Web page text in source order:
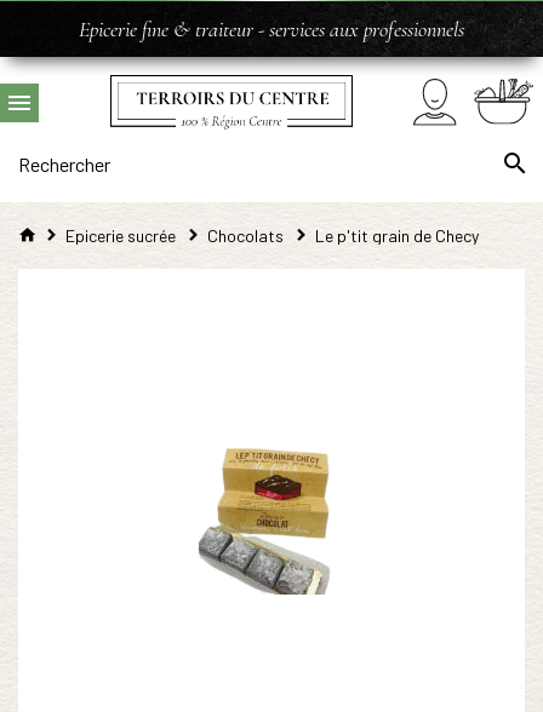
Epicerie fine & traiteur - services aux professionnels
Epicerie sucrée Chocolats Le p'tit grain de Checy